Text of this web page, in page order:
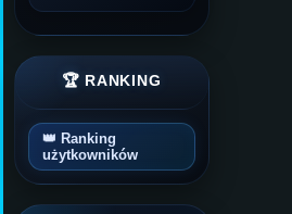
🏆 RANKING
👑 Ranking
użytkowników